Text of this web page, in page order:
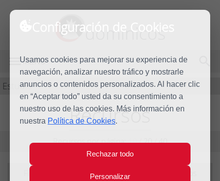
Configuración de Cookies
Usamos cookies para mejorar su experiencia de
navegación, analizar nuestro tráfico y mostrarle
anuncios o contenidos personalizados. Al hacer clic
en “Aceptar todo” usted da su consentimiento a
nuestro uso de las cookies. Más información en
nuestra Política de Cookies.
Rechazar todo
Personalizar
dominicos
MENÚ
Estudio
Recursos
Recursos por página:10/20/40
Filtrando por tema:marie-de-la-trinite